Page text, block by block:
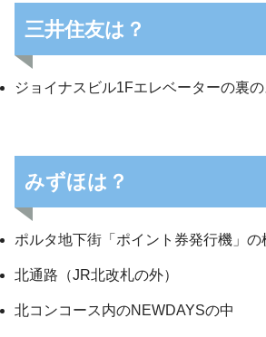
三井住友は？
ジョイナスビル1Fエレベーターの裏
みずほは？
ポルタ地下街「ポイント券発行機」の
北通路（JR北改札の外）
北コンコース内のNEWDAYSの中